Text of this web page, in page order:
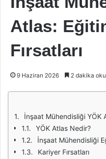
Atlas:
Fırsatları
9 Haziran 2026 2 dakika
İnşaat Mühendisliği YÖK
YÖK Atlas Nedir?
İnşaat Mühendisliği
Kariyer Fırsatları